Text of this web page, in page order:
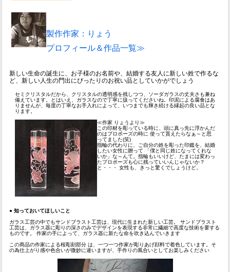
製作作家：りょう
プロフィール＆作品一覧≫
新しい生命の誕生に、お子様のお名前や、結婚する友人に新しい姓で作るな
ど、新しい人生の門出にぴったりのお祝い品としていかがでしょう
セミクリスタルだから、クリスタルの透明感を残しつつ、ソーダガラスの丈夫さも兼ね
備えています。とはいえ、ガラスなので丁寧に扱ってくださいね。印泥による腐食はあ
りませんが、毎度の丁寧なお手入れによって、いつまでも輝き続ける縁起の良い品とな
ります。
≪作家 りょうより≫
この印材を彫っている時に、頭に真っ先に浮かんだ
のはプロポーズの時に 使って貰えたらなぁ～と思
ってました(笑)
指輪の代わりに、ご自分の姓を彫った印鑑を、結婚
したい女性に贈って 「僕と同じ姓になってくれな
いか」な～んて。指輪もいいけど、たまには変わっ
たプロポーズも心に残っていいんじゃないか？
と・・・ 女性も、きっと驚くでしょうけど。
● 知っておいてほしいこと
ガラス工芸の中でもサンドブラスト工芸は、現代に生まれた新しい工芸。 サンドブラスト
工芸は、ガラス器に彫りの深さのみでデザインを表現する非常に繊細で高度な技術を要する
ものです。 作家の手によって、ガラス器に新たな命を吹き込んでいきます
この商品の作家による桜彫刻部分 は、一つ一つ作家が彫りあげ顔料で着色しています。そ
の為仕上がり感や色合いが微妙に違いますが、手作りの風合いとしてお楽しみください